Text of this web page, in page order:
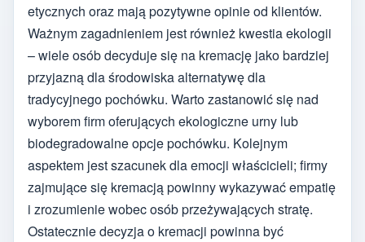
etycznych oraz mają pozytywne opinie od klientów.
Ważnym zagadnieniem jest również kwestia ekologii
– wiele osób decyduje się na kremację jako bardziej
przyjazną dla środowiska alternatywę dla
tradycyjnego pochówku. Warto zastanowić się nad
wyborem firm oferujących ekologiczne urny lub
biodegradowalne opcje pochówku. Kolejnym
aspektem jest szacunek dla emocji właścicieli; firmy
zajmujące się kremacją powinny wykazywać empatię
i zrozumienie wobec osób przeżywających stratę.
Ostatecznie decyzja o kremacji powinna być